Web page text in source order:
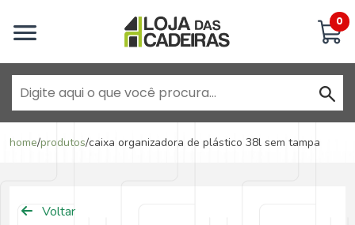
0
home/produtos/caixa organizadora de plástico 38l sem tampa
Voltar
Inicie uma conversa
Goiânia - Jardim América
Anápolis - Jundiaí